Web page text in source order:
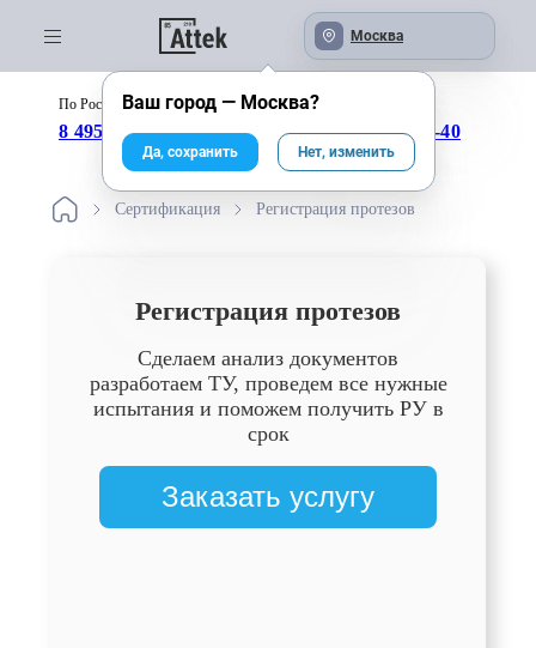
Москва
По России бесплатно:
8 495 246-04-43 8 800 333-25-40
Сертификация Регистрация протезов
Регистрация протезов
Сделаем анализ документов
разработаем ТУ, проведем все нужные
испытания и поможем получить РУ в
срок
Заказать услугу
Ваш город — Москва?
Да, сохранить Нет, изменить